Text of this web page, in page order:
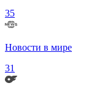
35
Новости в мире
31